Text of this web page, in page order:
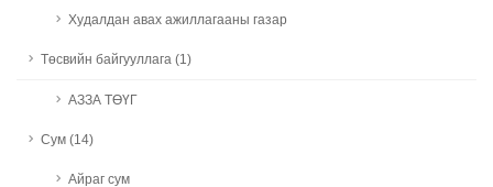
Худалдан авах ажиллагааны газар
Төсвийн байгууллага (1)
АЗЗА ТӨҮГ
Сум (14)
Айраг сум